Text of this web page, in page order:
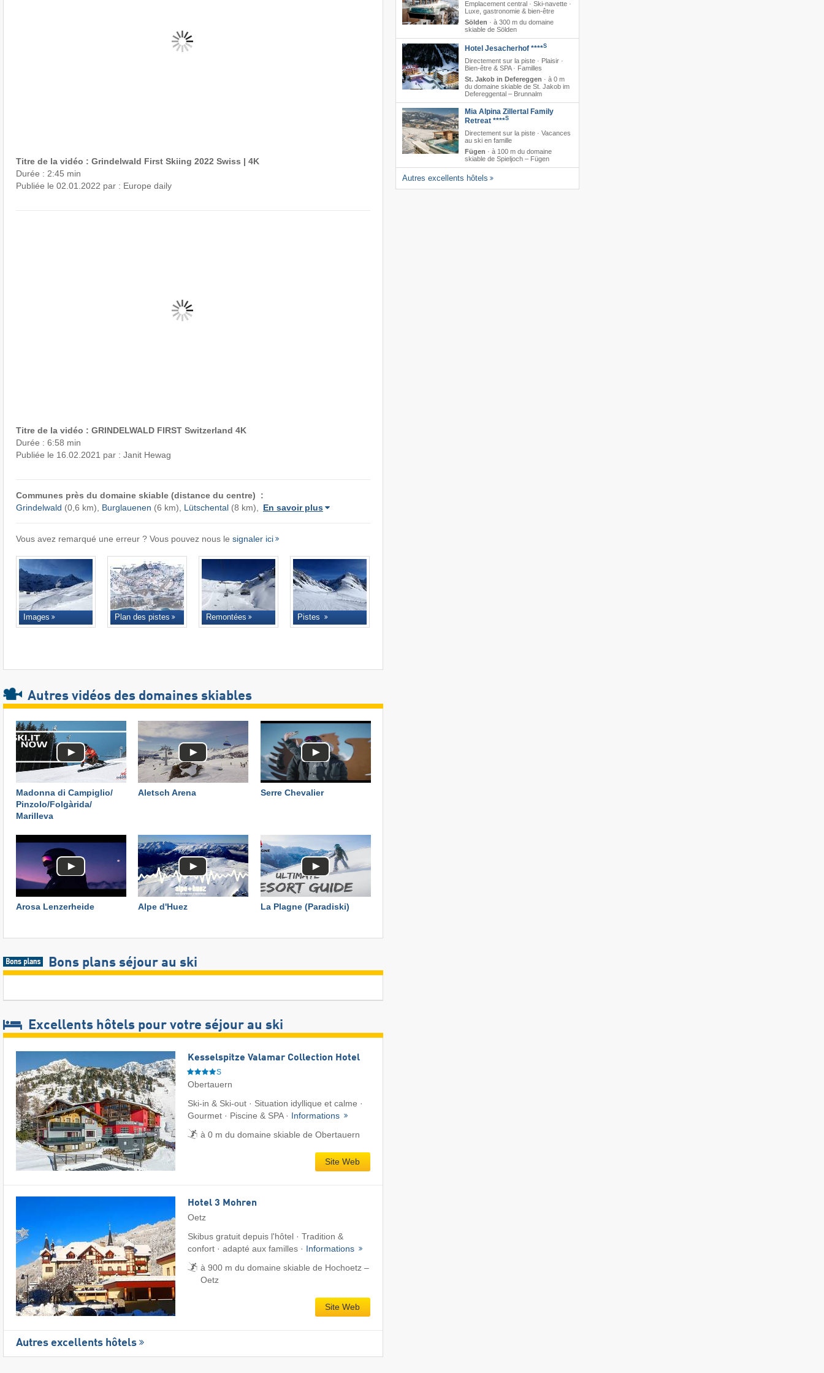
Titre de la vidéo : Grindelwald First Skiing 2022 Swiss | 4K
Durée : 2:45 min
Publiée le 02.01.2022 par : Europe daily
Titre de la vidéo : GRINDELWALD FIRST Switzerland 4K
Durée : 6:58 min
Publiée le 16.02.2021 par : Janit Hewag
Communes près du domaine skiable (distance du centre) :
Grindelwald (0,6 km), Burglauenen (6 km), Lütschental(8 km), En savoir plus
Vous avez remarqué une erreur ? Vous pouvez nous le signaler ici
Images Plan des pistes Remontées Pistes
Autres vidéos des domaines skiables
Madonna di Campiglio/​
Pinzolo/​Folgàrida/​
Marilleva
Aletsch Arena Serre Chevalier
Arosa Lenzerheide Alpe d'Huez La Plagne (Paradiski)
Bons plans séjour au ski
Excellents hôtels pour votre séjour au ski
Kesselspitze Valamar Collection Hotel
S
Obertauern
Ski-in & Ski-out · Situation idyllique et calme ·
Gourmet · Piscine & SPA · Informations
à 0 m du domaine skiable de Obertauern
Site Web
Hotel 3 Mohren
Oetz
Skibus gratuit depuis l'hôtel · Tradition &
confort · adapté aux familles · Informations
à 900 m du domaine skiable de Hochoetz –
Oetz
Site Web
Autres excellents hôtels
Emplacement central · Ski-navette ·
Luxe, gastronomie & bien-être
Sölden · à 300 m du domaine
skiable de Sölden
Hotel Jesacherhof ****S
Directement sur la piste · Plaisir ·
Bien-être & SPA · Familles
St. Jakob in Defereggen · à 0 m
du domaine skiable de St. Jakob im
Defereggental – Brunnalm
Mia Alpina Zillertal Family
Retreat ****S
Directement sur la piste · Vacances
au ski en famille
Fügen · à 100 m du domaine
skiable de Spieljoch – Fügen
Autres excellents hôtels